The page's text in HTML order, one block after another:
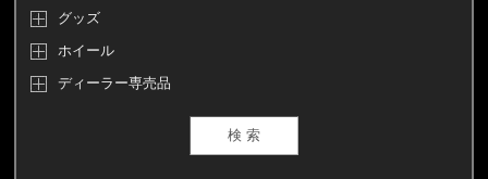
グッズ
ホイール
ディーラー専売品